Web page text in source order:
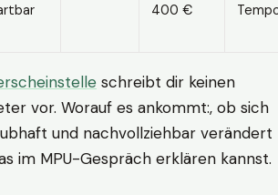
400 €
schreibt dir keinen
vor. Worauf es ankommt:, ob sich
und nachvollziehbar verändert
im MPU-Gespräch erklären kannst.